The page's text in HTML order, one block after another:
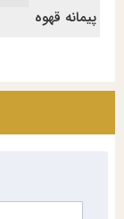
پیمانه قهوه